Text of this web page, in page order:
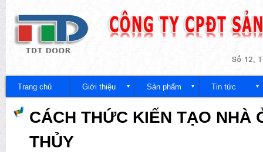
nội
Công
ty
Trang chủ Giới thiệu Sản phẩm Tin tức
CÁCH THỨC KIẾN TẠO NHÀ
THỦY